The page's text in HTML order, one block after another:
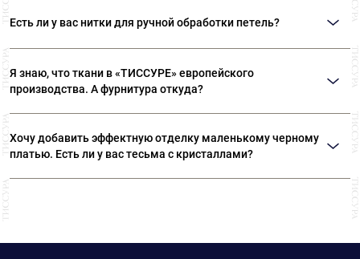
готовые декоративные элементы. Такие дополнения могут даже простую
футболку превратить в нарядную вещь. Также можем посоветовать
Есть ли у вас нитки для ручной обработки петель?
обработки петель вручную. Кроме того, в наших магазинах представлен
широкий ассортимент ниток Guetermann для различных швейных работ.
Я знаю, что ткани в «ТИССУРЕ» европейского
производства. А фурнитура откуда?
фабриках производителей, которые сотрудничают с известными
модными домами.
Хочу добавить эффектную отделку маленькому черному
платью. Есть ли у вас тесьма с кристаллами?